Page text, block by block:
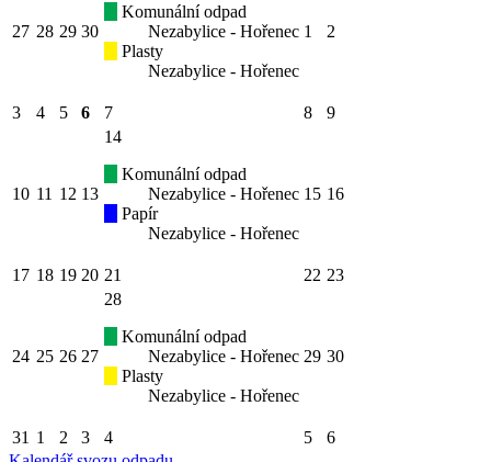
27 28 29 30
Komunální odpad
Nezabylice - Hořenec
Plasty
Nezabylice - Hořenec
1 2
3 4 5 6 7 8 9
10 11 12 13
14
Komunální odpad
Nezabylice - Hořenec
Papír
Nezabylice - Hořenec
15 16
17 18 19 20 21 22 23
24 25 26 27
28
Komunální odpad
Nezabylice - Hořenec
Plasty
Nezabylice - Hořenec
29 30
31 1 2 3 4 5
6